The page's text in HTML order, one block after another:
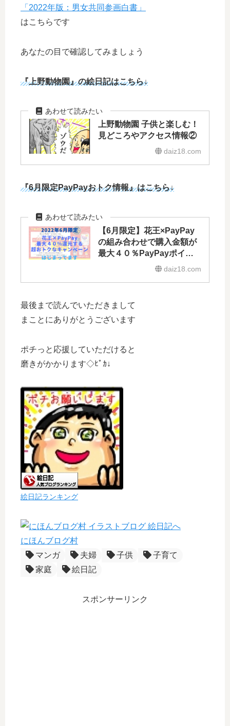
「2022年版：男女共同参画白書」
はこちらです
あなたの目で確認してみましょう
『上野動物園』の絵日記はこちら↓
上野動物園 子供と楽しむ！
見どころやアクセス情報②
daiz18.com
『6月限定PayPayおトク情報』はこちら↓
【6月限定】花王×PayPay
の組み合わせで購入金額が
最大４０％PayPayポイン
トで戻ってくる！これっ
daiz18.com
最後まで読んでいただきまして
まことにありがとうございます
ポチっと応援していただけると
磨きがかかります◇ﾋﾟｶ↓
絵日記ランキング
にほんブログ村
マンガ
夫婦 子供
子育て
家庭
絵日記
スポンサーリンク